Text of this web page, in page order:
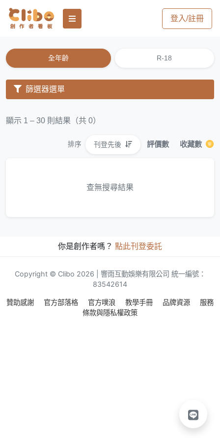
登入/註冊
全年齡 R-18
篩選器選單
顯示 1 – 30 則結果（共 0）
排序 刊登先後 評價數 收藏數
查無搜尋結果
你是創作者嗎？ 點此刊登委託
Copyright © Clibo 2026 | 響雨互動娛樂有限公司 統一編號：
83542614
贊助感謝 官方部落格 官方噗浪 教學手冊 品牌資源
服務
條款與隱私權政策